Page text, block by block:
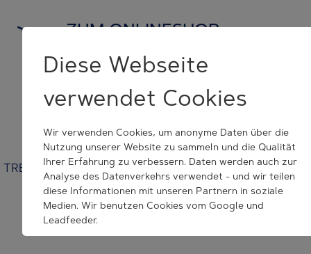
ZUM ONLINESHOP
KONTAKT NEHMEN
TRESU | Venusvej 44 | 6000 Kolding | Denmark | +45 7632
3500 | tresu@tresu.com
Cookie Consent Settings
Diese Webseite
verwendet Cookies
Wir verwenden Cookies, um anonyme Daten über die
Nutzung unserer Website zu sammeln und die Qualität
Ihrer Erfahrung zu verbessern. Daten werden auch zur
Analyse des Datenverkehrs verwendet - und wir teilen
diese Informationen mit unseren Partnern in soziale
Medien. Wir benutzen Cookies vom Google und
Leadfeeder.